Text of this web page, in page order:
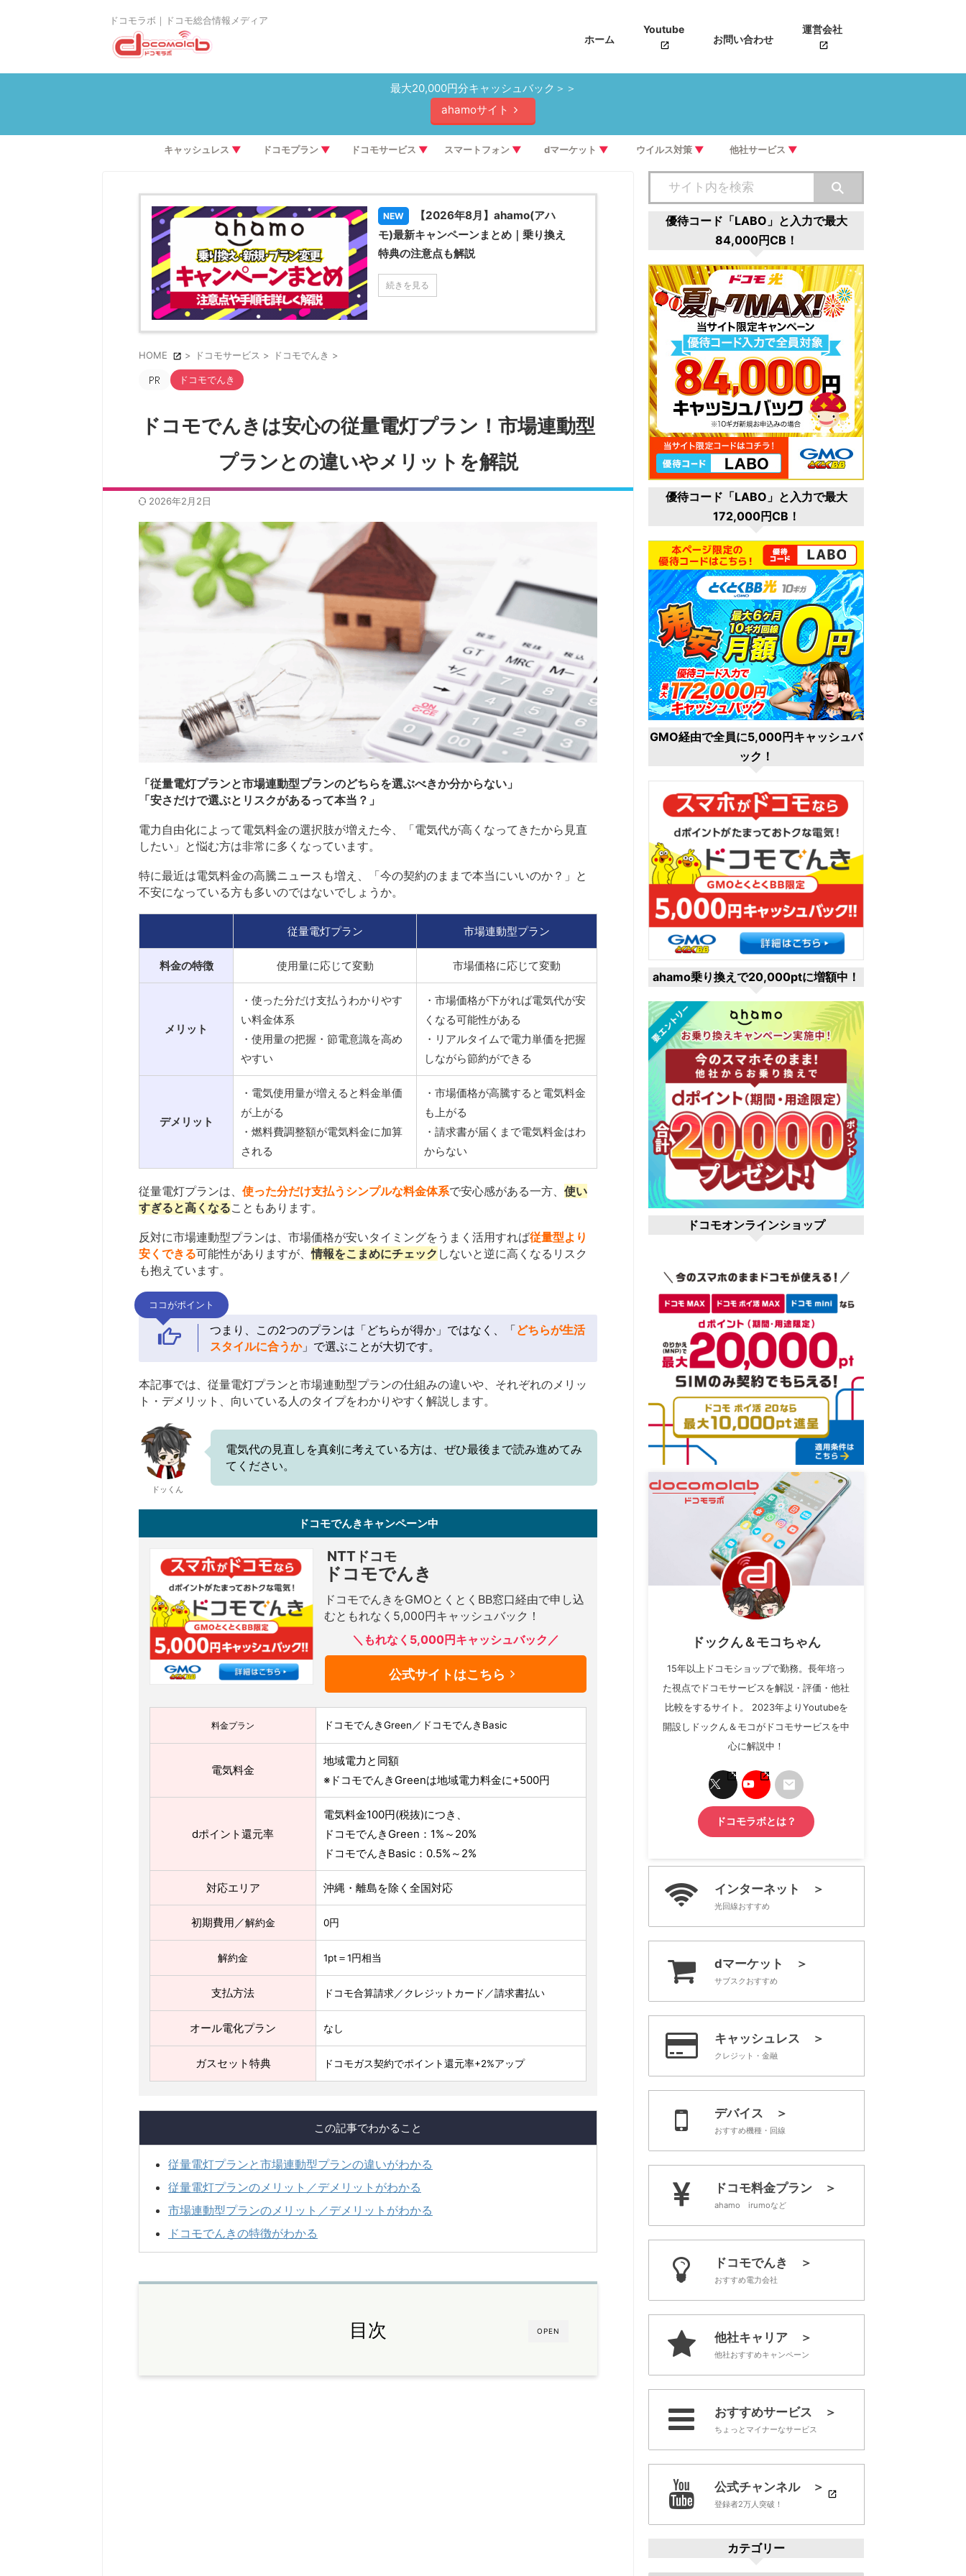
ドコモラボ｜ドコモ総合情報メディア
ホーム
Youtube
お問い合わせ
運営会社
最大20,000円分キャッシュバック＞＞
ahamoサイト
キャッシュレス ▼ ドコモプラン ▼ ドコモサービス ▼ スマートフォン ▼ dマーケット ▼ ウイルス対策 ▼ 他社サービス ▼
NEW
【2026年8月】ahamo(アハ
モ)最新キャンペーンまとめ｜乗り換え
特典の注意点も解説
続きを見る
HOME > ドコモサービス > ドコモでんき >
ドコモでんき
ドコモでんきは安心の従量電灯プラン！市場連動型
プランとの違いやメリットを解説
2026年2月2日
「従量電灯プランと市場連動型プランのどちらを選ぶべきか分からない」
「安さだけで選ぶとリスクがあるって本当？」
電力自由化によって電気料金の選択肢が増えた今、「電気代が高くなってきたから見直
したい」と悩む方は非常に多くなっています。
特に最近は電気料金の高騰ニュースも増え、「今の契約のままで本当にいいのか？」と
不安になっている方も多いのではないでしょうか。
従量電灯プラン 市場連動型プラン
料金の特徴 使用量に応じて変動 市場価格に応じて変動
メリット
・使った分だけ支払うわかりやす
い料金体系
・使用量の把握・節電意識を高め
やすい
・市場価格が下がれば電気代が安
くなる可能性がある
・リアルタイムで電力単価を把握
しながら節約ができる
デメリット
・電気使用量が増えると料金単価
が上がる
・燃料費調整額が電気料金に加算
される
・市場価格が高騰すると電気料金
も上がる
・請求書が届くまで電気料金はわ
からない
従量電灯プランは、 使った分だけ支払うシンプルな料金体系で安心感がある一方、 使い
すぎると高くなることもあります。
反対に市場連動型プランは、市場価格が安いタイミングをうまく活用すれば従量型より
安くできる可能性がありますが、情報をこまめにチェック しないと逆に高くなるリスク
も抱えています。
ココがポイント
つまり、この2つのプランは「どちらが得か」ではなく、「どちらが生活
スタイルに合うか」で選ぶことが大切です。
本記事では、従量電灯プランと市場連動型プランの仕組みの違いや、それぞれのメリッ
ト・デメリット、向いている人のタイプをわかりやすく解説します。
ドッくん
電気代の見直しを真剣に考えている方は、ぜひ最後まで読み進めてみ
てください。
ドコモでんきキャンペーン中
NTTドコモ
ドコモでんき
ドコモでんきをGMOとくとくBB窓口経由で申し込
むともれなく5,000円キャッシュバック！
＼もれなく5,000円キャッシュバック／
公式サイトはこちら
料金プラン ドコモでんきGreen／ドコモでんきBasic
電気料金
地域電力と同額
※ドコモでんきGreenは地域電力料金に+500円
dポイント還元率
電気料金100円(税抜)につき、
ドコモでんきGreen：1%～20%
ドコモでんきBasic：0.5%～2%
対応エリア 沖縄・離島を除く全国対応
初期費用／解約金 0円
解約金 1pt＝1円相当
支払方法 ドコモ合算請求／クレジットカード／請求書払い
オール電化プラン なし
ガスセット特典 ドコモガス契約でポイント還元率+2%アップ
この記事でわかること
従量電灯プランと市場連動型プランの違いがわかる
従量電灯プランのメリット／デメリットがわかる
市場連動型プランのメリット／デメリットがわかる
ドコモでんきの特徴がわかる
OPEN
目次
優待コード「LABO」と入力で最大
84,000円CB！
優待コード「LABO」と入力で最大
172,000円CB！
GMO経由で全員に5,000円キャッシュバ
ック！
ahamo乗り換えで20,000ptに増額中！
ドコモオンラインショップ
ドックん＆モコちゃん
15年以上ドコモショップで勤務。長年培っ
た視点でドコモサービスを解説・評価・他社
比較をするサイト。 2023年よりYoutubeを
開設しドックん＆モコがドコモサービスを中
心に解説中！
ドコモラボとは？
インターネット ＞
光回線おすすめ
dマーケット ＞
サブスクおすすめ
キャッシュレス ＞
クレジット・金融
デバイス ＞
おすすめ機種・回線
ドコモ料金プラン ＞
ahamo irumoなど
ドコモでんき ＞
おすすめ電力会社
他社キャリア ＞
他社おすすめキャンペーン
おすすめサービス ＞
ちょっとマイナーなサービス
公式チャンネル ＞
登録者2万人突破！
カテゴリー